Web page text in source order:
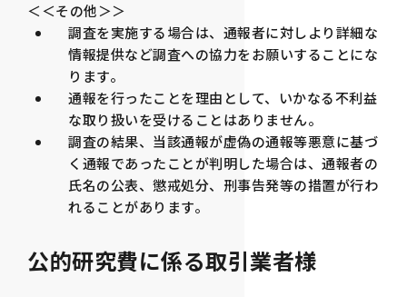
＜＜その他＞＞
調査を実施する場合は、通報者に対しより詳細な
情報提供など調査への協力をお願いすることにな
ります。
通報を行ったことを理由として、いかなる不利益
な取り扱いを受けることはありません。
調査の結果、当該通報が虚偽の通報等悪意に基づ
く通報であったことが判明した場合は、通報者の
氏名の公表、懲戒処分、刑事告発等の措置が行わ
れることがあります。
公的研究費に係る取引業者様